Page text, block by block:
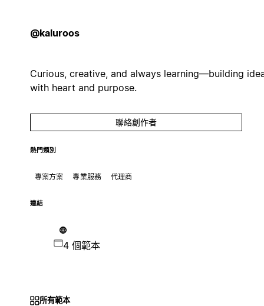
@kaluroos
Curious, creative, and always learning—building
with heart and purpose.
聯絡創作者
熱門類別
專案方案 專業服務 代理商
連結
4 個範本
所有範本